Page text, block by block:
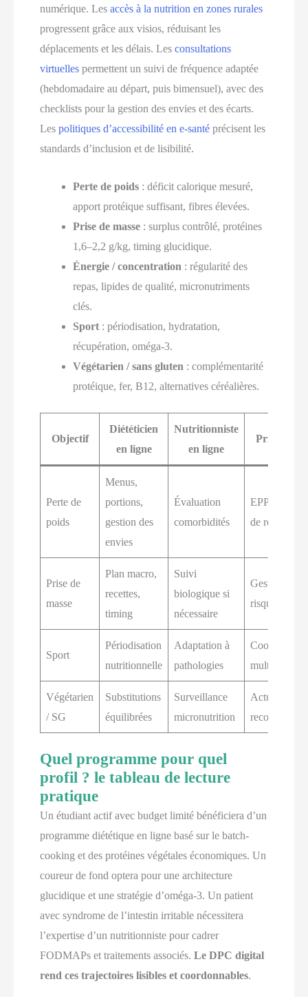
numérique. Lesaccès à la nutrition en zones rurales
progressent grâce aux visios, réduisant les
déplacements et les délais. Lesconsultations
virtuelles permettent un suivi de fréquence adaptée
(hebdomadaire au départ, puis bimensuel), avec des
checklists pour la gestion des envies et des écarts.
Lespolitiques d’accessibilité en e-santé précisent les
standards d’inclusion et de lisibilité.
Perte de poids : déficit calorique mesuré,
apport protéique suffisant, fibres élevées.
Prise de masse : surplus contrôlé, protéines
1,6–2,2 g/kg, timing glucidique.
Énergie / concentration : régularité des
repas, lipides de qualité, micronutriments
clés.
Sport : périodisation, hydratation,
récupération, oméga-3.
Végétarien / sans gluten : complémentarité
protéique, fer, B12, alternatives céréalières.
Objectif
Diététicien
en ligne
Nutritionniste
en ligne
Priorités
Perte de
poids
Menus,
portions,
gestion des
envies
Évaluation
comorbidités
EPP sur
de reprise
Prise de
masse
Plan macro,
recettes,
timing
Suivi
biologique si
nécessaire
Gestion des
risques
Sport
Périodisation
nutritionnelle
Adaptation à
pathologies
Coordination
multi-pro
Végétarien
/ SG
Substitutions
équilibrées
Surveillance
micronutrition
Actualisation
Quel programme pour quel
profil ? le tableau de lecture
pratique
Un étudiant actif avec budget limité bénéficiera d’un
programme diététique en ligne basé sur le batch-
cooking et des protéines végétales économiques. Un
coureur de fond optera pour une architecture
glucidique et une stratégie d’oméga-3. Un patient
avec syndrome de l’intestin irritable nécessitera
l’expertise d’un nutritionniste pour cadrer
FODMAPs et traitements associés.Le DPC digital
rend ces trajectoires lisibles et coordonnables.